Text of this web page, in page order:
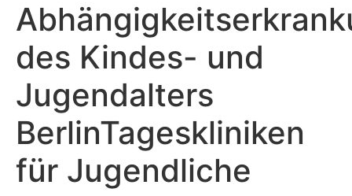
des Kindes- und
Jugendalters
BerlinTageskliniken
für Jugendliche